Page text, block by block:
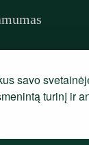
savo
turinį ir